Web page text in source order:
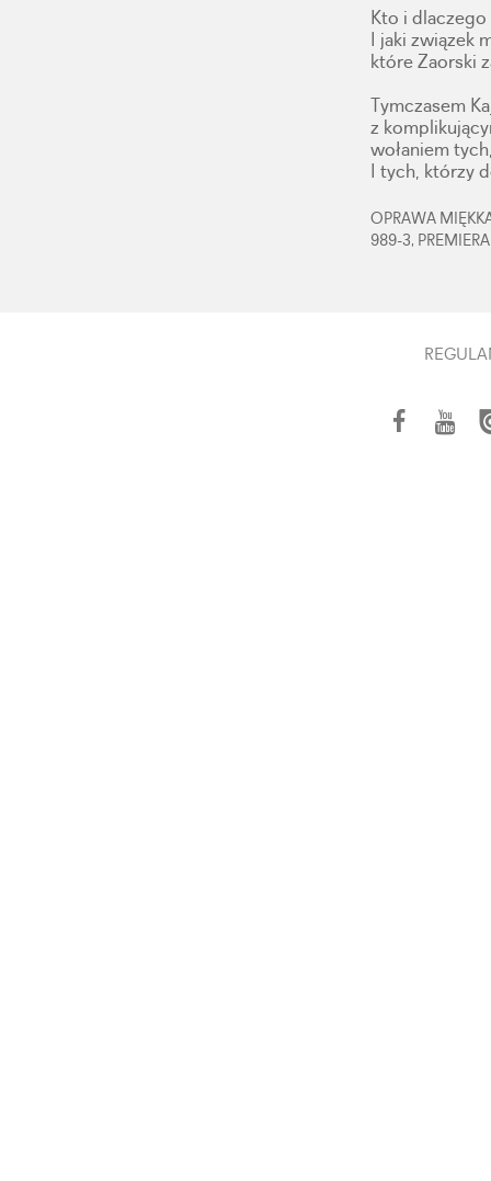
Kto i
I jaki związek
które Zaorski
Tymczasem
z
wołaniem
I tych, którzy
OPRAWA
989-3,